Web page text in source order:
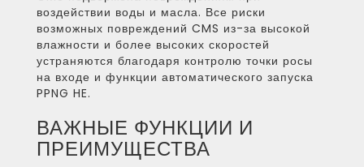
воздействии воды и масла. Все риски
возможных повреждений CMS из-за высокой
влажности и более высоких скоростей
устраняются благодаря контролю точки росы
на входе и функции автоматического запуска
PPNG HE.
ВАЖНЫЕ ФУНКЦИИ И
ПРЕИМУЩЕСТВА